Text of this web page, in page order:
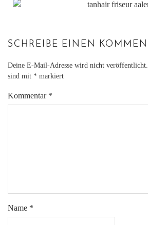
SCHREIBE EINEN
Deine E-Mail-Adresse wird nicht veröffentlicht.
sind mit * markiert
Kommentar *
Name *